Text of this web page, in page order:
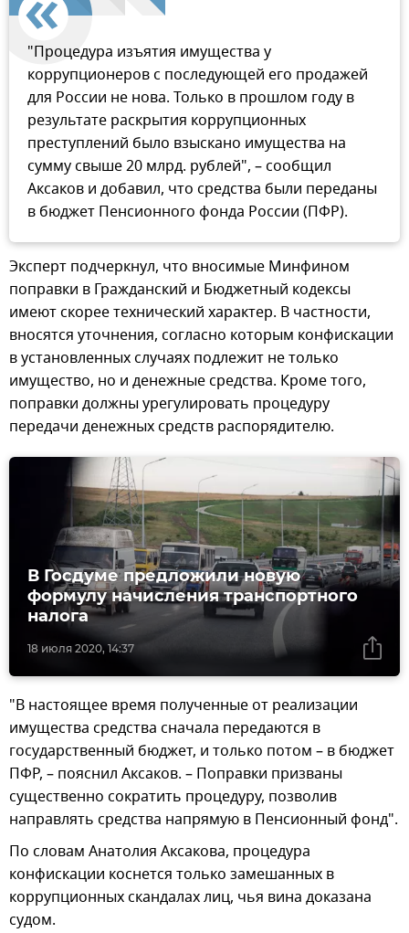
"Процедура изъятия имущества у
коррупционеров с последующей его продажей
для России не нова. Только в прошлом году в
результате раскрытия коррупционных
преступлений было взыскано имущества на
сумму свыше 20 млрд. рублей", – сообщил
Аксаков и добавил, что средства были переданы
в бюджет Пенсионного фонда России (ПФР).
Эксперт подчеркнул, что вносимые Минфином
поправки в Гражданский и Бюджетный кодексы
имеют скорее технический характер. В частности,
вносятся уточнения, согласно которым конфискации
в установленных случаях подлежит не только
имущество, но и денежные средства. Кроме того,
поправки должны урегулировать процедуру
передачи денежных средств распорядителю.
18 июля 2020, 14:37
В Госдуме предложили новую
формулу начисления транспортного
налога
"В настоящее время полученные от реализации
имущества средства сначала передаются в
государственный бюджет, и только потом – в бюджет
ПФР, – пояснил Аксаков. – Поправки призваны
существенно сократить процедуру, позволив
направлять средства напрямую в Пенсионный фонд".
По словам Анатолия Аксакова, процедура
конфискации коснется только замешанных в
коррупционных скандалах лиц, чья вина доказана
судом.